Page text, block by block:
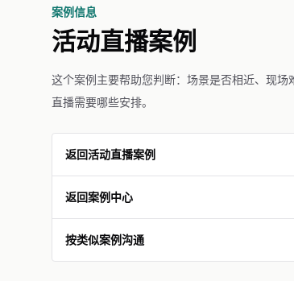
案例信息
活动直播案例
这个案例主要帮助您判断：场景是否相近、现场
直播需要哪些安排。
返回活动直播案例
返回案例中心
按类似案例沟通